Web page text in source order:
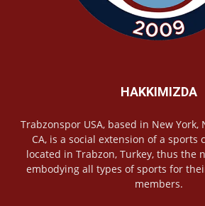
HAKKIMIZDA
Trabzonspor USA, based in New York,
CA, is a social extension of a sports
located in Trabzon, Turkey, thus the
embodying all types of sports for
members.